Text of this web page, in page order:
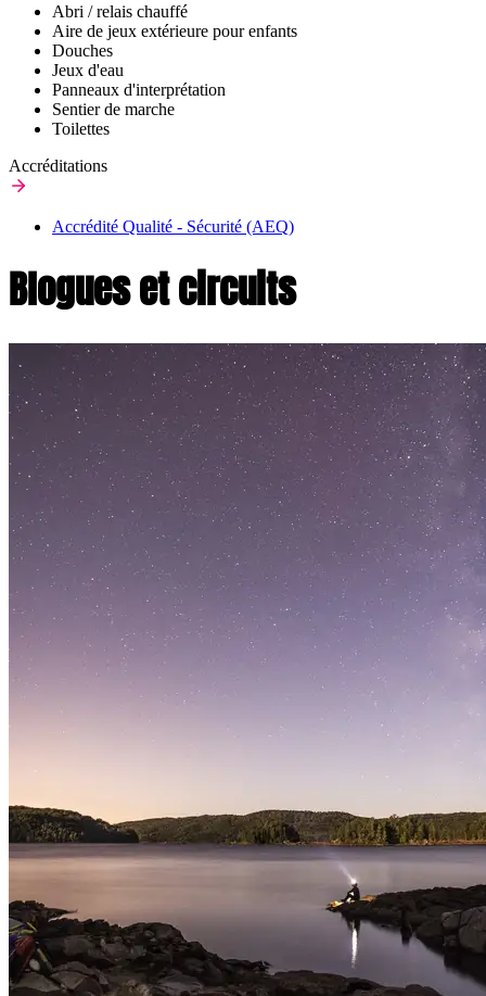
Abri / relais chauffé
Aire de jeux extérieure pour enfants
Douches
Jeux d'eau
Panneaux d'interprétation
Sentier de marche
Toilettes
Accréditations
Accrédité Qualité - Sécurité (AEQ)
Blogues et circuits